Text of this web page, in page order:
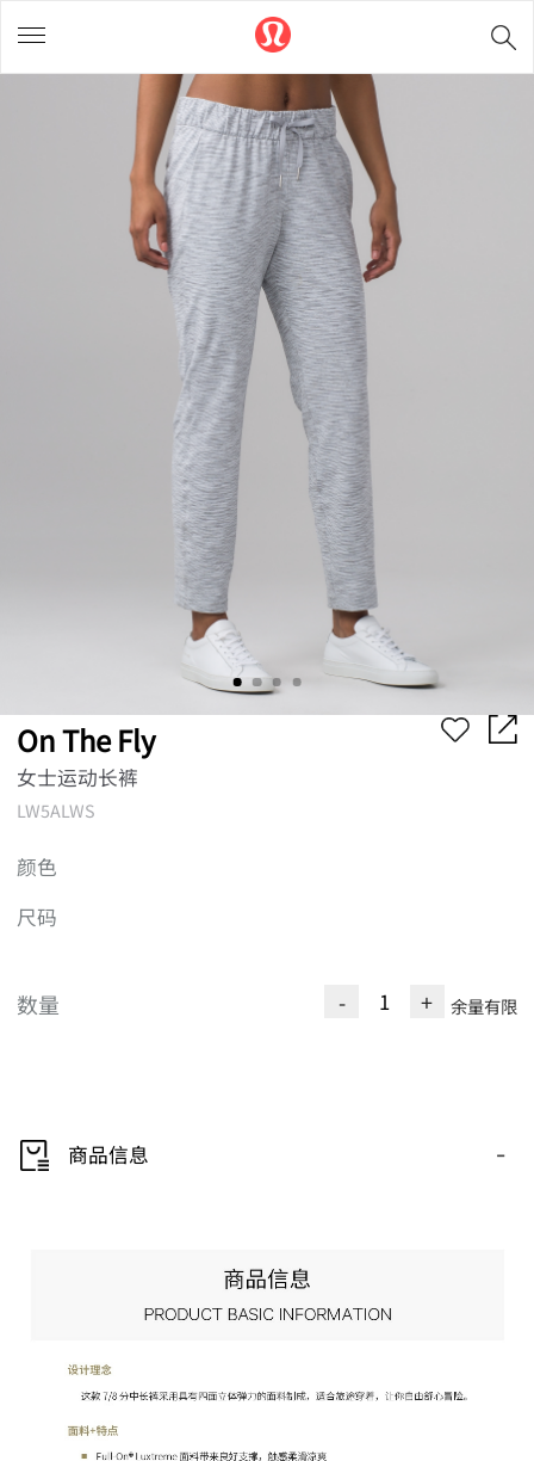
On The Fly
女士运动长裤
LW5ALWS
颜色
尺码
数量 - + 余量有限
商品信息 -